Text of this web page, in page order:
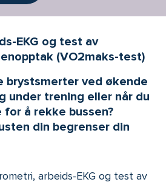
EKG og test av
(VO2maks-test)
brystsmerter ved økende
under trening eller når du
å rekke bussen?
din begrenser din
arbeids-EKG og test av